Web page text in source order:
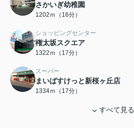
さかいぎ幼稚園
1202ｍ（16分）
ショッピングセンター
権太坂スクエア
1322ｍ（17分）
スーパー
まいばすけっと新桜ヶ丘店
1334ｍ（17分）
すべて見る